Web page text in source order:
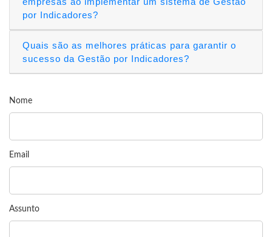
por Indicadores?
Quais são as melhores práticas para garantir o
sucesso da Gestão por Indicadores?
Nome
Email
Assunto